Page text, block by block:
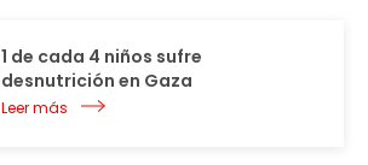
1 de cada 4 niños sufre
desnutrición en Gaza
Leer más